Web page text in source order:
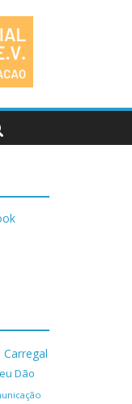
Carregal
Dão